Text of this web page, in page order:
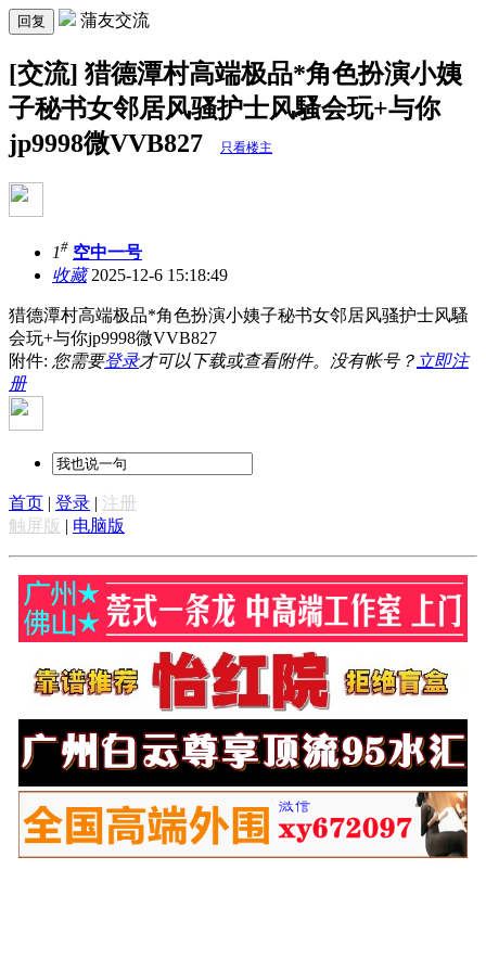
回复 蒲友交流
[交流] 猎德潭村高端极品*角色扮演小姨
子秘书女邻居风骚护士风騷会玩+与你
jp9998微VVB827
只看楼主
1# 空中一号
收藏2025-12-6 15:18:49
猎德潭村高端极品*角色扮演小姨子秘书女邻居风骚护士风騷
会玩+与你jp9998微VVB827
附件: 您需要登录才可以下载或查看附件。没有帐号？ 立即注
册
首页 | 登录 | 注册
触屏版 | 电脑版